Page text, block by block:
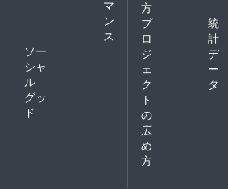
マ
ン
ス
ソー
シャ
ル
グッ
ド
方
プ
ロ
ジ
ェ
ク
ト
の
広
め
方
統
計
デ
ー
タ